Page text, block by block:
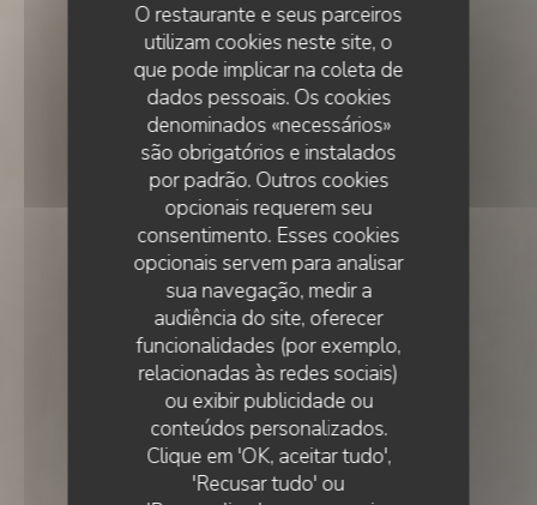
O restaurante e seus parceiros
utilizam cookies neste site, o
que pode implicar na coleta de
dados pessoais. Os cookies
denominados «necessários»
são obrigatórios e instalados
por padrão. Outros cookies
opcionais requerem seu
consentimento. Esses cookies
opcionais servem para analisar
sua navegação, medir a
audiência do site, oferecer
funcionalidades (por exemplo,
relacionadas às redes sociais)
ou exibir publicidade ou
conteúdos personalizados.
Clique em 'OK, aceitar tudo',
'Recusar tudo' ou
• LISBOA